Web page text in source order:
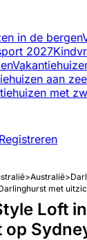
in de bergen
2027
aan zee
met
Registreren
>Australië>
met
Loft